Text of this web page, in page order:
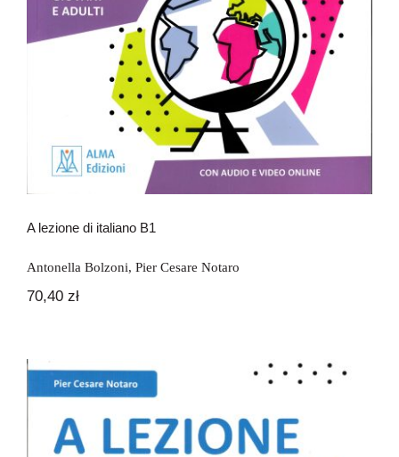
A lezione di italiano B1
Antonella Bolzoni, Pier Cesare Notaro
70,40 zł